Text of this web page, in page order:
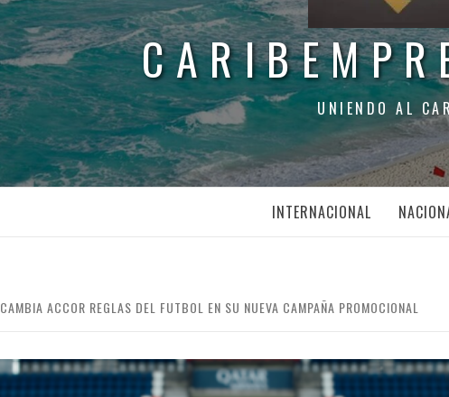
UNIENDO AL
INTERNACIONAL
CAMBIA ACCOR REGLAS DEL FUTBOL EN SU NUEVA CAMPAÑA PROMOCIONAL